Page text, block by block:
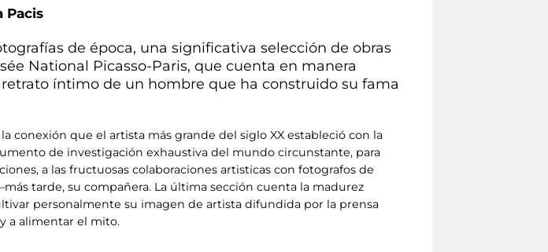
Pacis
de época, una significativa selección de obras
National Picasso-Paris, que cuenta en manera
íntimo de un hombre que ha construido su fama
conexión que el artista más grande del siglo XX estableció con la
de investigación exhaustiva del mundo circunstante, para
a las fructuosas colaboraciones artisticas con fotografos de
tarde, su compañera. La última sección cuenta la madurez
personalmente su imagen de artista difundida por la prensa
a alimentar el mito.